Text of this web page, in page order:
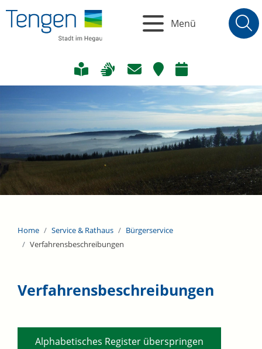
Menü
Home Service & Rathaus
Bürgerservice
Verfahrensbeschreibungen
Verfahrensbeschreibungen
Alphabetisches Register überspringen